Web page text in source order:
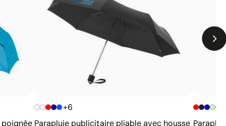
dégradés
Nombre de couleurs limité
+6
Parapluie publicitaire pliable avec housse